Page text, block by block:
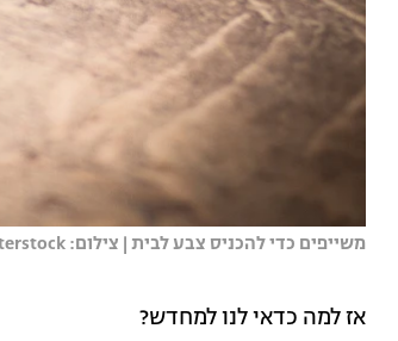
משייפים כדי להכניס צבע לבית | צילום: shutterstock
אז למה כדאי לנו למחדש?